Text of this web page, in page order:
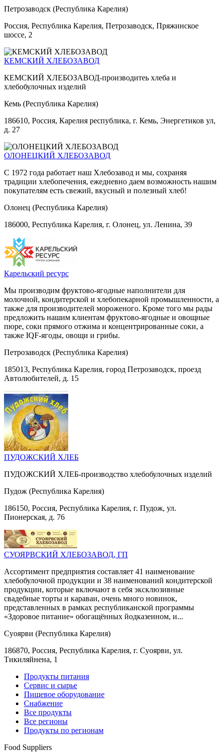
Петрозаводск (Республика Карелия)
Россия, Республика Карелия, Петрозаводск, Пряжинское
шоссе, 2
КЕМСКИЙ ХЛЕБОЗАВОД
КЕМСКИЙ ХЛЕБОЗАВОД-производитеь хлеба и
хлебобулочных изделий
Кемь (Республика Карелия)
186610, Россия, Карелия республика, г. Кемь, Энергетиков ул,
д. 27
ОЛОНЕЦКИЙ ХЛЕБОЗАВОД
С 1972 года работает наш Хлебозавод и мы, сохраняя
традиции хлебопечения, ежедневно даем возможность нашим
покупателям есть свежий, вкусный и полезный хлеб!
Олонец (Республика Карелия)
186000, Республика Карелия, г. Олонец, ул. Ленина, 39
Карельский ресурс
Мы производим фруктово-ягодные наполнители для
молочной, кондитерской и хлебопекарной промышленности, а
также для производителей мороженого. Кроме того мы рады
предложить нашим клиентам фруктово-ягодные и овощные
пюре, соки прямого отжима и концентрированные соки, а
также IQF-ягоды, овощи и грибы.
Петрозаводск (Республика Карелия)
185013, Республика Карелия, город Петрозаводск, проезд
Автолюбителей, д. 15
ПУДОЖСКИЙ ХЛЕБ
ПУДОЖСКИЙ ХЛЕБ-производство хлебобулочных изделий
Пудож (Республика Карелия)
186150, Россия, Республика Карелия, г. Пудож, ул.
Пионерская, д. 76
СУОЯРВСКИЙ ХЛЕБОЗАВОД, ГП
Ассортимент предприятия составляет 41 наименование
хлебобулочной продукции и 38 наименований кондитерской
продукции, которые включают в себя эксклюзивные
свадебные торты и караваи, очень много новинок,
представленных в рамках республиканской программы
«Здоровое питание» обогащённых йодказеином, и...
Суоярви (Республика Карелия)
186870, Россия, Республика Карелия, г. Суоярви, ул.
Тикиляйнена, 1
Продукты питания
Сервис и сырье
Пищевое оборудование
Снабжение
Все продукты
Все регионы
Продукты по регионам
Food Suppliers